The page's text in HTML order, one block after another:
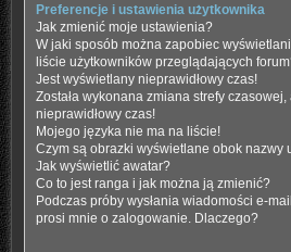
Preferencje i ustawienia użytkownika
Jak zmienić moje ustawienia?
W jaki sposób można zapobiec
liście użytkowników przeglądających
Jest wyświetlany nieprawidłowy czas!
Została wykonana zmiana strefy
nieprawidłowy czas!
Mojego języka nie ma na liście!
Czym są obrazki wyświetlane obok nazwy
Jak wyświetlić awatar?
Co to jest ranga i jak można ją zmienić?
Podczas próby wysłania wiadomości e-
prosi mnie o zalogowanie. Dlaczego?